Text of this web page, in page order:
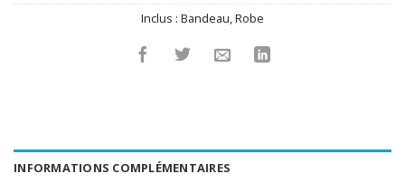
Inclus : Bandeau,Robe
INFORMATIONS COMPLÉMENTAIRES